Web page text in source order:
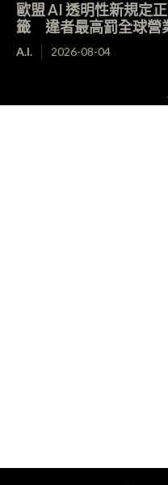
歐盟 AI 透明性新規定
籤 違者最高罰全球營
A.I. 2026-08-04